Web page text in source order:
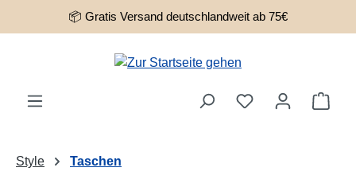
Zum Hauptinhalt springen
📦 Gratis Versand deutschlandweit ab 75€
Style Taschen